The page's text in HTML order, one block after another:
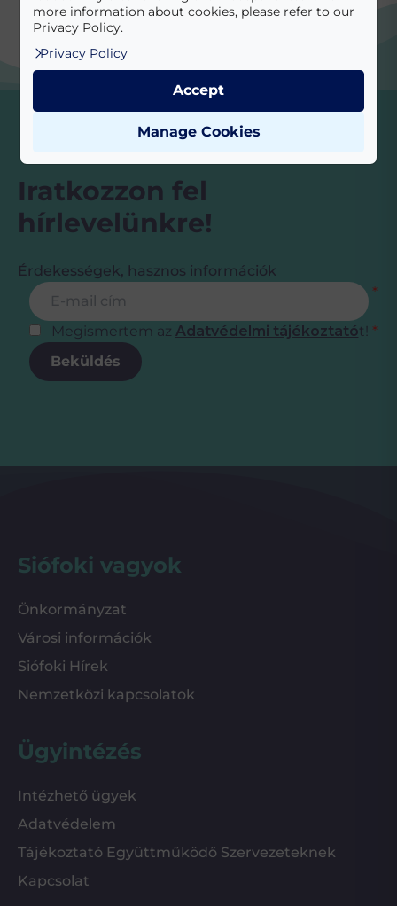
Iratkozzon fel
hírlevelünkre!
Érdekességek, hasznos információk
Feliratkozás
E-mail cím *
*
Megismertem az Adatvédelmi tájékoztatót!
Beküldés
Siófoki vagyok
Önkormányzat
Városi információk
Siófoki Hírek
Nemzetközi kapcsolatok
Ügyintézés
Intézhető ügyek
Adatvédelem
Tájékoztató Együttműködő Szervezeteknek
Kapcsolat
more information about cookies, please refer to our
Privacy Policy.
Privacy Policy
Manage Cookies
Accept